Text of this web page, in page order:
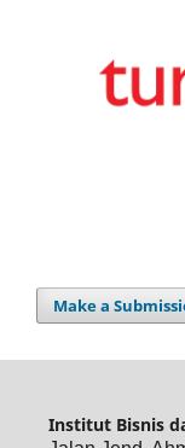
Make a
Institut Bisnis